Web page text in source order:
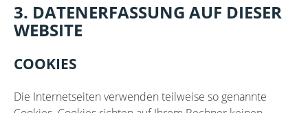
3. DATENERFASSUNG AUF DIESER
WEBSITE
COOKIES
Die Internetseiten verwenden teilweise so genannte